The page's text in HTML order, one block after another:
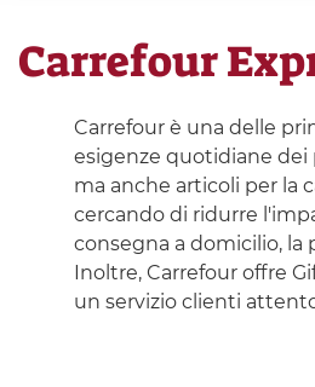
here
Carrefour
Carrefour è una delle
esigenze quotidiane dei
ma anche articoli per la
cercando di ridurre
consegna a domicilio,
Inoltre, Carrefour offre
un servizio clienti